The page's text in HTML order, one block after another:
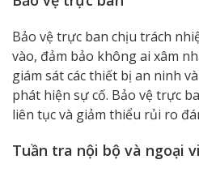
Bảo vệ trực ban chịu trách
vào, đảm bảo không ai xâm
giám sát các thiết bị an ninh
phát hiện sự cố. Bảo vệ trực
liên tục và giảm thiểu rủi ro
Tuần tra nội bộ và ngoại vi